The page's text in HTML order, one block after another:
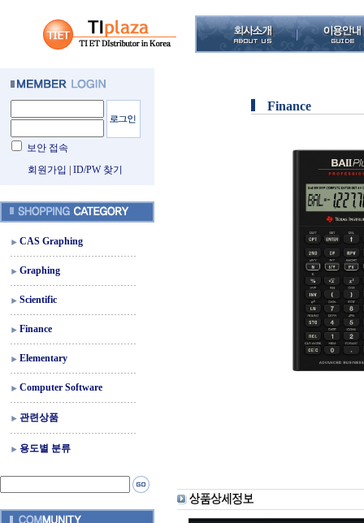
보안 접속
회원가입
ID/PW 찾기
CAS Graphing
Graphing
Scientific
Finance
Elementary
Computer Software
관련상품
용도별 분류
Finance